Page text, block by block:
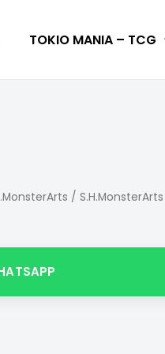
TOKIO MANIA – TCG
/ S.H.MonsterArts